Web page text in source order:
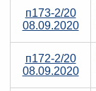
п173-2/20
08.09.2020
п172-2/20
08.09.2020